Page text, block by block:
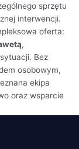
sprzętu
interwencji.
oferta:
,
Bez
osobowym,
ekipa
oraz wsparcie